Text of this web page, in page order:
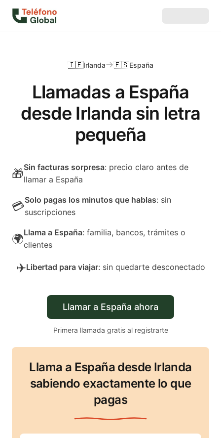
Llamadas a España
desde Irlanda sin letra
pequeña
🇮🇪Irlanda 🇪🇸España
🎁Sin facturas sorpresa: precio claro antes de
llamar a España
💳Solo pagas los minutos que hablas: sin
suscripciones
🌍Llama a España: familia, bancos, trámites o
clientes
✈️Libertad para viajar: sin quedarte desconectado
Llamar a España ahora
Primera llamada gratis al registrarte
Llama a España desde Irlanda
sabiendo exactamente lo que
pagas